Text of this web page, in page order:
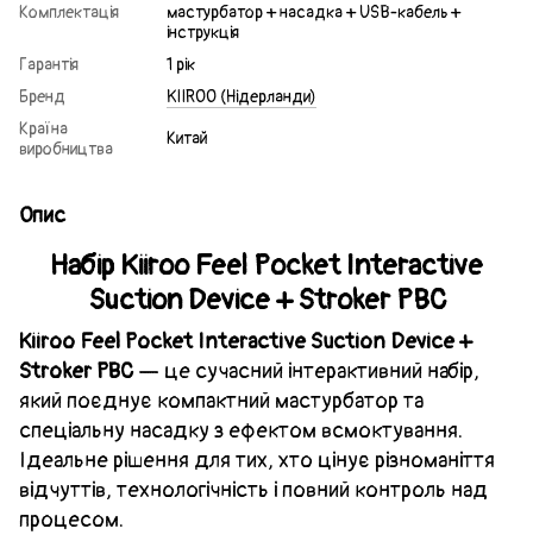
Комплектація
мастурбатор + насадка + USB-кабель +
інструкція
Гарантія
1 рік
Бренд
KIIROO (Нідерланди)
Країна
виробництва
Китай
Опис
Набір Kiiroo Feel Pocket Interactive
Suction Device + Stroker PBC
Kiiroo Feel Pocket Interactive Suction Device +
Stroker PBC— це сучасний інтерактивний набір,
який поєднує компактний мастурбатор та
спеціальну насадку з ефектом всмоктування.
Ідеальне рішення для тих, хто цінує різноманіття
відчуттів, технологічність і повний контроль над
процесом.